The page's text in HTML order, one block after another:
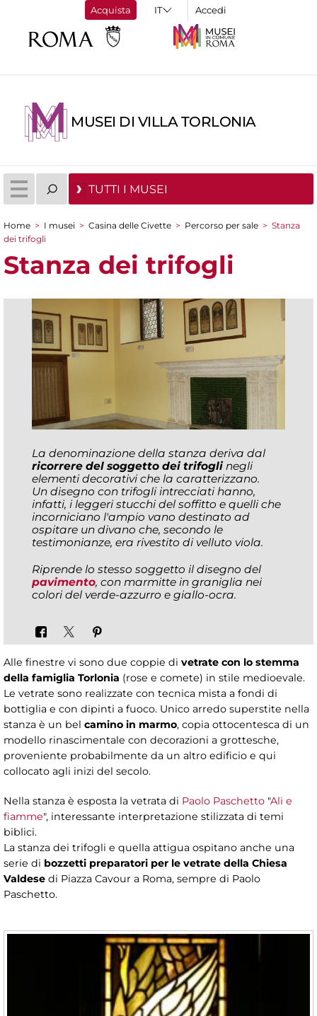
Acquista Accedi
MUSEI DI VILLA TORLONIA
TUTTI I MUSEI
Tu sei qui
Home > I musei > Casina delle Civette > Percorso per sale > Stanza
dei trifogli
Stanza dei trifogli
La denominazione della stanza deriva dal
ricorrere del soggetto dei trifogli negli
elementi decorativi che la caratterizzano.
Un disegno con trifogli intrecciati hanno,
infatti, i leggeri stucchi del soffitto e quelli che
incorniciano l'ampio vano destinato ad
ospitare un divano che, secondo le
testimonianze, era rivestito di velluto viola.
Riprende lo stesso soggetto il disegno del
pavimento, con marmitte in graniglia nei
colori del verde-azzurro e giallo-ocra.
Alle finestre vi sono due coppie di vetrate con lo stemma
della famiglia Torlonia (rose e comete) in stile medioevale.
Le vetrate sono realizzate con tecnica mista a fondi di
bottiglia e con dipinti a fuoco. Unico arredo superstite nella
stanza è un bel camino in marmo, copia ottocentesca di un
modello rinascimentale con decorazioni a grottesche,
proveniente probabilmente da un altro edificio e qui
collocato agli inizi del secolo.
Nella stanza è esposta la vetrata di Paolo Paschetto "Ali e
fiamme", interessante interpretazione stilizzata di temi
biblici.
La stanza dei trifogli e quella attigua ospitano anche una
serie di bozzetti preparatori per le vetrate della Chiesa
Valdese di Piazza Cavour a Roma, sempre di Paolo
Paschetto.